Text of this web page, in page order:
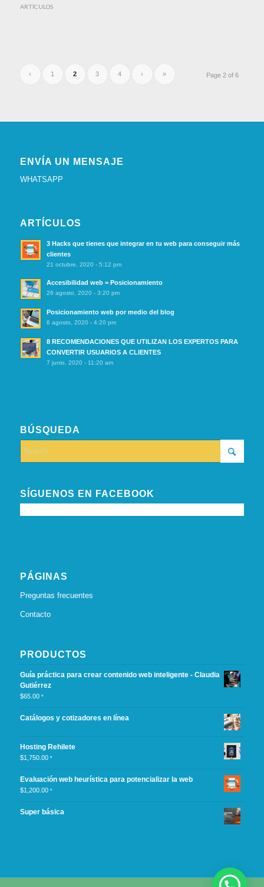
ARTÍCULOS
Page 2 of 6
‹ 1 2 3 4 › »
ENVÍA UN MENSAJE
WHATSAPP
ARTÍCULOS
3 Hacks que tienes que integrar en tu web para conseguir más
clientes
21 octubre, 2020 - 5:12 pm
Accesibilidad web = Posicionamiento
26 agosto, 2020 - 3:20 pm
Posicionamiento web por medio del blog
6 agosto, 2020 - 4:20 pm
8 RECOMENDACIONES QUE UTILIZAN LOS EXPERTOS PARA
CONVERTIR USUARIOS A CLIENTES
7 junio, 2020 - 11:20 am
BÚSQUEDA
SÍGUENOS EN FACEBOOK
PÁGINAS
Preguntas frecuentes
Contacto
PRODUCTOS
Guía práctica para crear contenido web inteligente - Claudia
Gutiérrez
$65.00 *
Catálogos y cotizadores en línea
Hosting Rehilete
$1,750.00 *
Evaluación web heurística para potencializar la web
$1,200.00 *
Super básica